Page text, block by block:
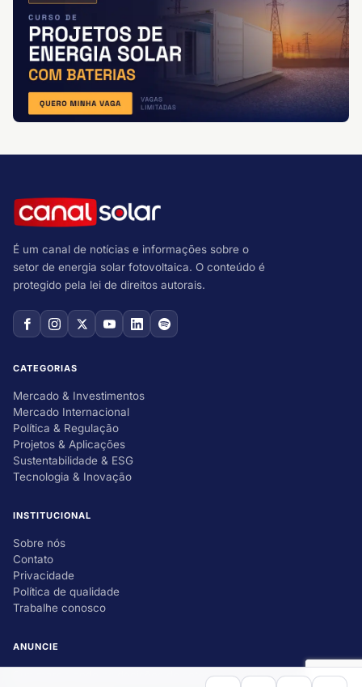
É um canal de notícias e informações sobre o
setor de energia solar fotovoltaica. O conteúdo é
protegido pela lei de direitos autorais.
CATEGORIAS
Mercado & Investimentos
Mercado Internacional
Política & Regulação
Projetos & Aplicações
Sustentabilidade & ESG
Tecnologia & Inovação
INSTITUCIONAL
Sobre nós
Contato
Privacidade
Política de qualidade
Trabalhe conosco
ANUNCIE
Sua marca onde as decisões do setor de energia acontecem.